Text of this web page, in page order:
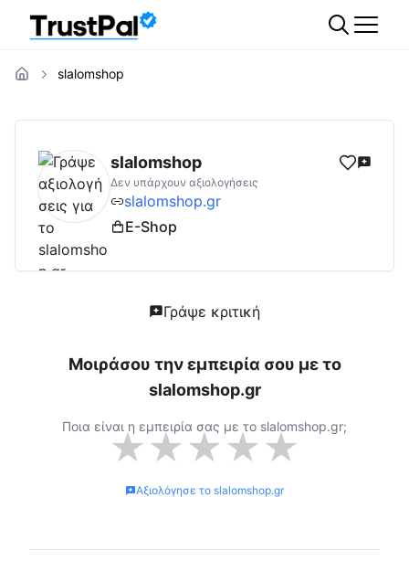
slalomshop
slalomshop.gr Αξιολογήσεις | Δες
slalomshop
Δεν υπάρχουν αξιολογήσεις
slalomshop.gr
E-Shop
Γράψε κριτική
Μοιράσου την εμπειρία σου με το
slalomshop.gr
Ποια είναι η εμπειρία σας με το slalomshop.gr;
★★★★★
Αξιολόγησε το slalomshop.gr